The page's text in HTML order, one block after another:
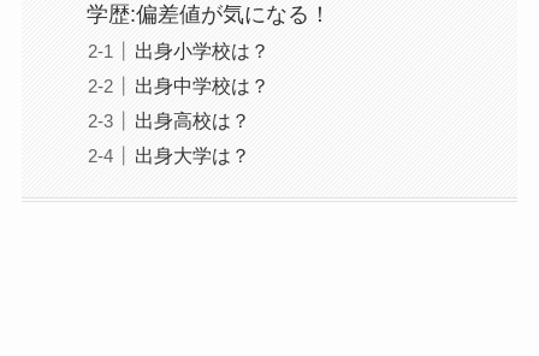
学歴:偏差値が気になる！
出身小学校は？
出身中学校は？
出身高校は？
出身大学は？